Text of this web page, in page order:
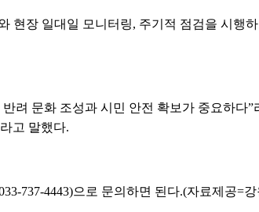
현장 일대일 모니터링, 주기적 점검을 시행
려 문화 조성과 시민 안전 확보가 중요하다
고 말했다.
737-4443)으로 문의하면 된다.(자료제공=